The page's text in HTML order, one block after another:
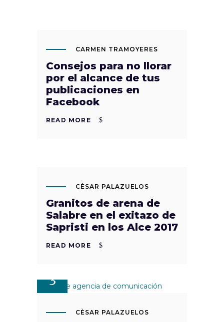
CARMEN TRAMOYERES
Consejos para no llorar
por el alcance de tus
publicaciones en
Facebook
READ MORE
CÈSAR PALAZUELOS
Granitos de arena de
Salabre en el exitazo de
Sapristi en los Alce 2017
READ MORE
3
CÈSAR PALAZUELOS